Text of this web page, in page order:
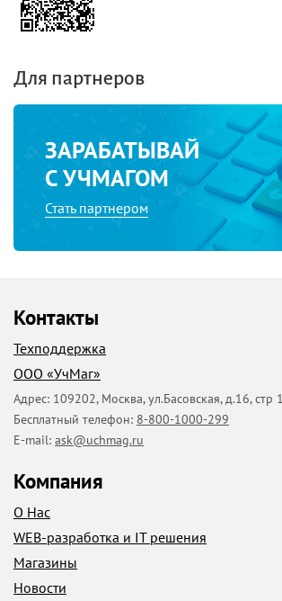
Для партнеров
ЗАРАБАТЫВАЙ
С УЧМАГОМ
Стать партнером
Контакты
Техподдержка
ООО «УчМаг»
Адрес: 109202, Москва,ул.Басовская, д.16, стр 1
Бесплатный телефон: 8-800-1000-299
E-mail: ask@uchmag.ru
Компания
О Нас
WEB-разработка и IT решения
Магазины
Новости